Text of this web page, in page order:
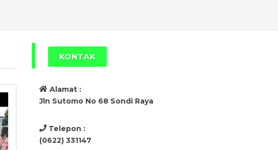
KONTAK
Alamat :
Jln Sutomo No 68 Sondi Raya
Telepon :
(0622) 331147